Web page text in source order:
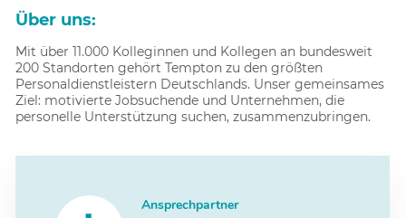
Ansprechpartner
Über uns:
Mit über 11.000 Kolleginnen und Kollegen an bundesweit
200 Standorten gehört Tempton zu den größten
Personaldienstleistern Deutschlands. Unser gemeinsames
Ziel: motivierte Jobsuchende und Unternehmen, die
personelle Unterstützung suchen, zusammenzubringen.